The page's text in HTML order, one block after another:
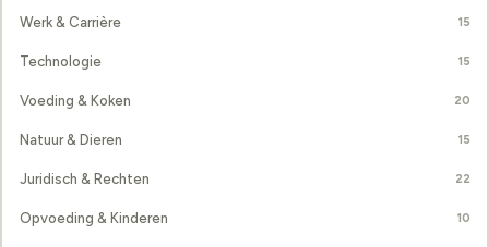
Werk & Carrière 15
Technologie 15
Voeding & Koken 20
Natuur & Dieren 15
Juridisch & Rechten 22
Opvoeding & Kinderen 10